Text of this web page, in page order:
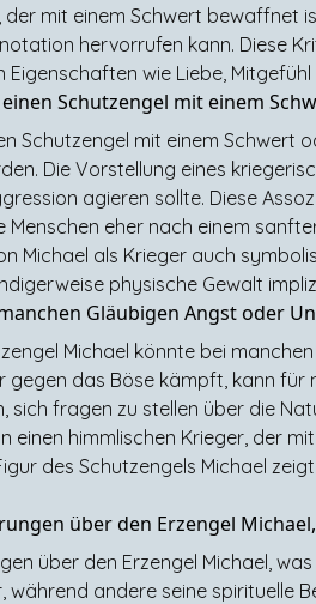
mit einem Schwert
hervorrufen kann. Diese
wie Liebe,
Schutzengel mit einem
Schutzengel mit einem Schwert
Die Vorstellung eines
agieren sollte. Diese
eher nach einem
Michael als Krieger auch
physische Gewalt
Gläubigen Angst oder
Michael könnte bei
das Böse kämpft, kann für
fragen zu stellen über die
einen himmlischen Krieger, der
des Schutzengels Michael
über den Erzengel
über den Erzengel Michael,
andere seine spirituelle